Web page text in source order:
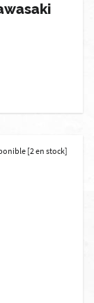
[2 en stock]